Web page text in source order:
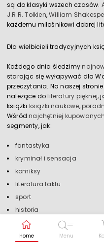
Home Menu
są do klasyki wszech czasów.
J.R.R. Tolkien,William
każdemu miłośnikowi dobrej
Dla wielbicieli tradycyjnych
Każdego dnia śledzimy
starając się wyłapywać dla
przeczytania. Na naszej
należące doliteratury pięknej,
książki książki naukowe,
Wśródnajchętniej kupowanych
segmenty, jak:
fantastyka
kryminał i sensacja
komiksy
literatura faktu
sport
historia
biografie
encyklopedie i słowniki
Zmniejsz rozmiar czcionki
Odwróć kolory
Skala szarości
Pomoc w czytaniu
Podkreślenie linków